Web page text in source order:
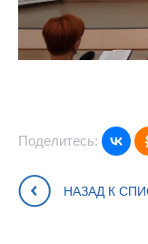
Поделитесь:
НАЗАД К